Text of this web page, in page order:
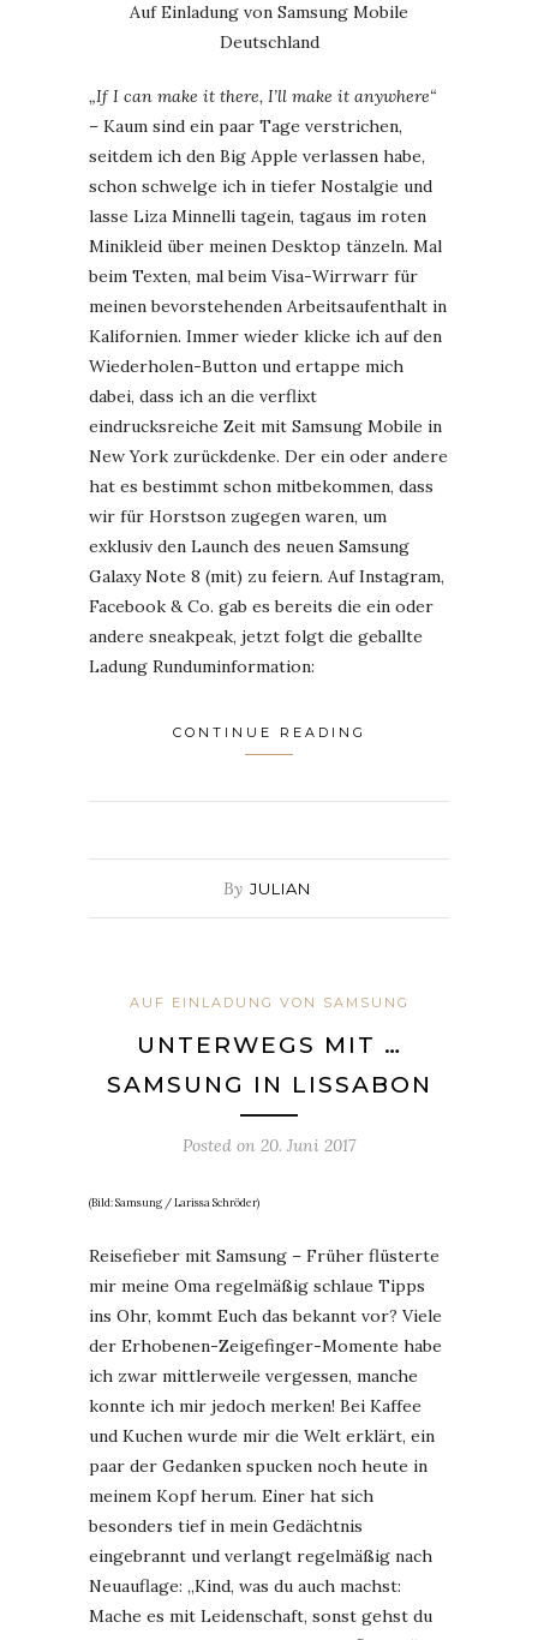
Auf Einladung von Samsung Mobile
Deutschland
„If I can make it there, I’ll make it anywhere“
– Kaum sind ein paar Tage verstrichen,
seitdem ich den Big Apple verlassen habe,
schon schwelge ich in tiefer Nostalgie und
lasse Liza Minnelli tagein, tagaus im roten
Minikleid über meinen Desktop tänzeln. Mal
beim Texten, mal beim Visa-Wirrwarr für
meinen bevorstehenden Arbeitsaufenthalt in
Kalifornien. Immer wieder klicke ich auf den
Wiederholen-Button und ertappe mich
dabei, dass ich an die verflixt
eindrucksreiche Zeit mit Samsung Mobile in
New York zurückdenke. Der ein oder andere
hat es bestimmt schon mitbekommen, dass
wir für Horstson zugegen waren, um
exklusiv den Launch des neuen Samsung
Galaxy Note 8 (mit) zu feiern. Auf Instagram,
Facebook & Co. gab es bereits die ein oder
andere sneakpeak, jetzt folgt die geballte
Ladung Runduminformation:
CONTINUE READING
By JULIAN
AUF EINLADUNG VON SAMSUNG
UNTERWEGS MIT …
SAMSUNG IN LISSABON
Posted on 20. Juni 2017
(Bild: Samsung / Larissa Schröder)
Reisefieber mit Samsung – Früher flüsterte
mir meine Oma regelmäßig schlaue Tipps
ins Ohr, kommt Euch das bekannt vor? Viele
der Erhobenen-Zeigefinger-Momente habe
ich zwar mittlerweile vergessen, manche
konnte ich mir jedoch merken! Bei Kaffee
und Kuchen wurde mir die Welt erklärt, ein
paar der Gedanken spucken noch heute in
meinem Kopf herum. Einer hat sich
besonders tief in mein Gedächtnis
eingebrannt und verlangt regelmäßig nach
Neuauflage: „Kind, was du auch machst:
Mache es mit Leidenschaft, sonst gehst du